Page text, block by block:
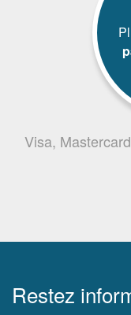
Visa,
Restez